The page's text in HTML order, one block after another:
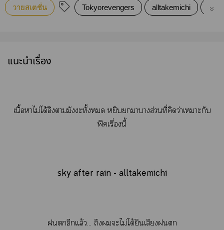
วายสเตชั่น Tokyorevengers alltakemichi
แนะนำเรื่อง
​​​เนื้อาไม่ได้อิงามัะทั้ง หยิบาางส่วนที่คิดว่าเาะกับ
ฟิคเรื่องนี้
sky after rain - alltakemichi
อีกแล้ว... ถึงะไม่ได้ยินเสียง